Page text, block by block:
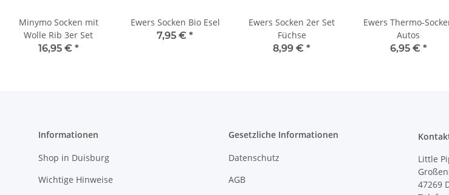
Minymo Socken mit
Wolle Rib 3er Set
16,95 € *
Ewers Socken Bio Esel
7,95 € *
Ewers Socken 2er Set
Füchse
8,99 € *
Ewers Thermo-
Autos
6,95 € *
Informationen
Shop in Duisburg
Wichtige Hinweise
Gesetzliche Informationen
Datenschutz
AGB
Little
47269